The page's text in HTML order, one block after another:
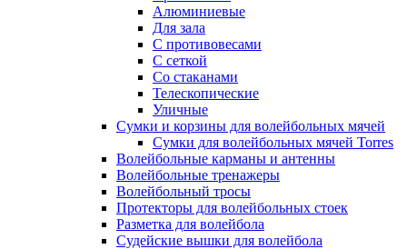
Алюминиевые
Для зала
С противовесами
С сеткой
Со стаканами
Телескопические
Уличные
Сумки и корзины для волейбольных мячей
Сумки для волейбольных мячей Torres
Волейбольные карманы и антенны
Волейбольные тренажеры
Волейбольный тросы
Протекторы для волейбольных стоек
Разметка для волейбола
Судейские вышки для волейбола